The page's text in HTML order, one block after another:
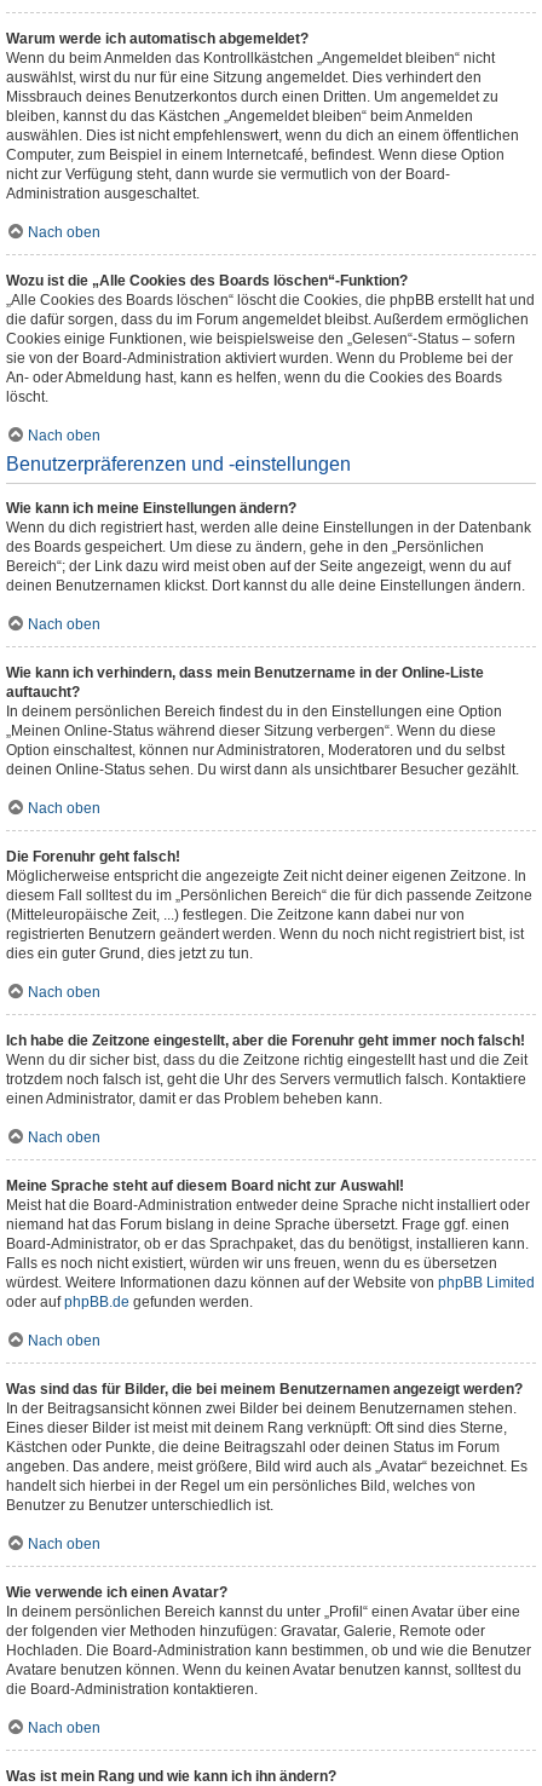
Warum werde ich automatisch abgemeldet?
Wenn du beim Anmelden das Kontrollkästchen „Angemeldet bleiben“ nicht
auswählst, wirst du nur für eine Sitzung angemeldet. Dies verhindert den
Missbrauch deines Benutzerkontos durch einen Dritten. Um angemeldet zu
bleiben, kannst du das Kästchen „Angemeldet bleiben“ beim Anmelden
auswählen. Dies ist nicht empfehlenswert, wenn du dich an einem öffentlichen
Computer, zum Beispiel in einem Internetcafé, befindest. Wenn diese Option
nicht zur Verfügung steht, dann wurde sie vermutlich von der Board-
Administration ausgeschaltet.
Nach oben
Wozu ist die „Alle Cookies des Boards löschen“-Funktion?
„Alle Cookies des Boards löschen“ löscht die Cookies, die phpBB erstellt hat und
die dafür sorgen, dass du im Forum angemeldet bleibst. Außerdem ermöglichen
Cookies einige Funktionen, wie beispielsweise den „Gelesen“-Status – sofern
sie von der Board-Administration aktiviert wurden. Wenn du Probleme bei der
An- oder Abmeldung hast, kann es helfen, wenn du die Cookies des Boards
löscht.
Nach oben
Benutzerpräferenzen und -einstellungen
Wie kann ich meine Einstellungen ändern?
Wenn du dich registriert hast, werden alle deine Einstellungen in der Datenbank
des Boards gespeichert. Um diese zu ändern, gehe in den „Persönlichen
Bereich“; der Link dazu wird meist oben auf der Seite angezeigt, wenn du auf
deinen Benutzernamen klickst. Dort kannst du alle deine Einstellungen ändern.
Nach oben
Wie kann ich verhindern, dass mein Benutzername in der Online-Liste
auftaucht?
In deinem persönlichen Bereich findest du in den Einstellungen eine Option
„Meinen Online-Status während dieser Sitzung verbergen“. Wenn du diese
Option einschaltest, können nur Administratoren, Moderatoren und du selbst
deinen Online-Status sehen. Du wirst dann als unsichtbarer Besucher gezählt.
Nach oben
Die Forenuhr geht falsch!
Möglicherweise entspricht die angezeigte Zeit nicht deiner eigenen Zeitzone. In
diesem Fall solltest du im „Persönlichen Bereich“ die für dich passende Zeitzone
(Mitteleuropäische Zeit, ...) festlegen. Die Zeitzone kann dabei nur von
registrierten Benutzern geändert werden. Wenn du noch nicht registriert bist, ist
dies ein guter Grund, dies jetzt zu tun.
Nach oben
Ich habe die Zeitzone eingestellt, aber die Forenuhr geht immer noch falsch!
Wenn du dir sicher bist, dass du die Zeitzone richtig eingestellt hast und die Zeit
trotzdem noch falsch ist, geht die Uhr des Servers vermutlich falsch. Kontaktiere
einen Administrator, damit er das Problem beheben kann.
Nach oben
Meine Sprache steht auf diesem Board nicht zur Auswahl!
Meist hat die Board-Administration entweder deine Sprache nicht installiert oder
niemand hat das Forum bislang in deine Sprache übersetzt. Frage ggf. einen
Board-Administrator, ob er das Sprachpaket, das du benötigst, installieren kann.
Falls es noch nicht existiert, würden wir uns freuen, wenn du es übersetzen
würdest. Weitere Informationen dazu können auf der Website von phpBB Limited
oder aufphpBB.de gefunden werden.
Nach oben
Was sind das für Bilder, die bei meinem Benutzernamen angezeigt werden?
In der Beitragsansicht können zwei Bilder bei deinem Benutzernamen stehen.
Eines dieser Bilder ist meist mit deinem Rang verknüpft: Oft sind dies Sterne,
Kästchen oder Punkte, die deine Beitragszahl oder deinen Status im Forum
angeben. Das andere, meist größere, Bild wird auch als „Avatar“ bezeichnet. Es
handelt sich hierbei in der Regel um ein persönliches Bild, welches von
Benutzer zu Benutzer unterschiedlich ist.
Nach oben
Wie verwende ich einen Avatar?
In deinem persönlichen Bereich kannst du unter „Profil“ einen Avatar über eine
der folgenden vier Methoden hinzufügen: Gravatar, Galerie, Remote oder
Hochladen. Die Board-Administration kann bestimmen, ob und wie die Benutzer
Avatare benutzen können. Wenn du keinen Avatar benutzen kannst, solltest du
die Board-Administration kontaktieren.
Nach oben
Was ist mein Rang und wie kann ich ihn ändern?